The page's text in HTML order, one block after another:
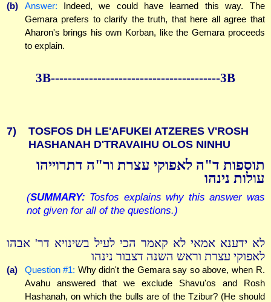
(b) Answer: Indeed, we could have learned this way. The
Gemara prefers to clarify the truth, that here all agree that
Aharon's brings his own Korban, like the Gemara proceeds
to explain.
3B----------------------------------------3B
7)
TOSFOS DH LE'AFUKEI ATZERES V'ROSH
HASHANAH D'TRAVAIHU OLOS NINHU
תוספות ד"ה לאפוקי עצרת ור"ה דתרוייהו
עולות נינהו
(SUMMARY: Tosfos explains why this answer was
not given for all of the questions.)
לא ידענא אמאי לא קאמר הכי לעיל בשינויא דר' אבהו
לאפוקי עצרת וראש השנה דצבור נינהו
(a) Question #1: Why didn't the Gemara say so above, when R.
Avahu answered that we exclude Shavu'os and Rosh
Hashanah, on which the bulls are of the Tzibur? (He should